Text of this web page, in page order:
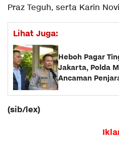
Praz Teguh, serta Karin
Lihat Juga:
Heboh Pagar
Jakarta, Polda
Ancaman
(sib/lex)